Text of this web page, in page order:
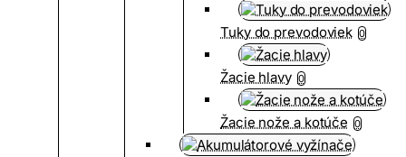
Tuky do prevodoviek 0
Žacie hlavy 0
Žacie nože a kotúče 0